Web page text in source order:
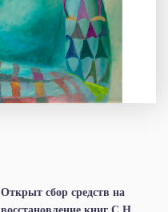
Открыт сбор средств на